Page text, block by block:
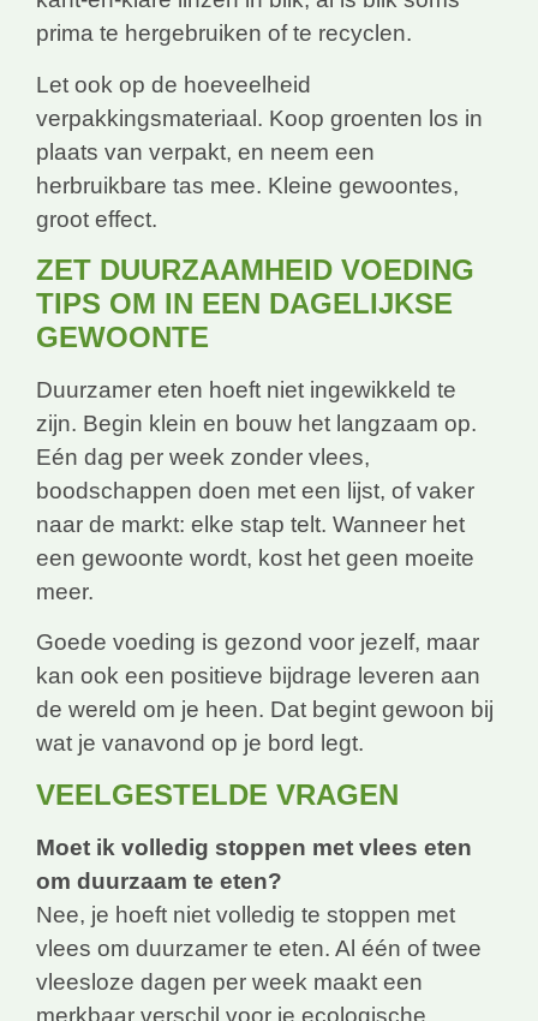
prima te hergebruiken of te recyclen.
Let ook op de hoeveelheid
verpakkingsmateriaal. Koop groenten los in
plaats van verpakt, en neem een
herbruikbare tas mee. Kleine gewoontes,
groot effect.
ZET DUURZAAMHEID VOEDING
TIPS OM IN EEN DAGELIJKSE
GEWOONTE
Duurzamer eten hoeft niet ingewikkeld te
zijn. Begin klein en bouw het langzaam op.
Eén dag per week zonder vlees,
boodschappen doen met een lijst, of vaker
naar de markt: elke stap telt. Wanneer het
een gewoonte wordt, kost het geen moeite
meer.
Goede voeding is gezond voor jezelf, maar
kan ook een positieve bijdrage leveren aan
de wereld om je heen. Dat begint gewoon bij
wat je vanavond op je bord legt.
VEELGESTELDE VRAGEN
Moet ik volledig stoppen met vlees eten
om duurzaam te eten?
Nee, je hoeft niet volledig te stoppen met
vlees om duurzamer te eten. Al één of twee
vleesloze dagen per week maakt een
merkbaar verschil voor je ecologische